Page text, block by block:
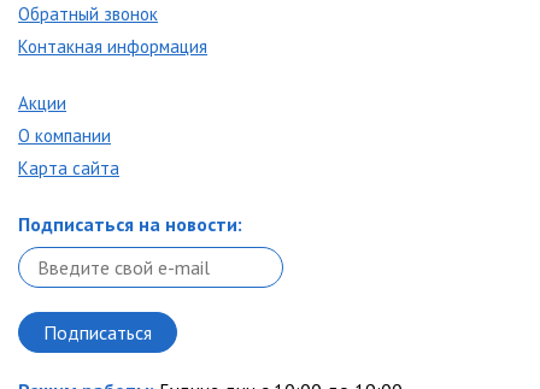
Обратный звонок
Контакная информация
Акции
О компании
Карта сайта
Подписаться на новости: